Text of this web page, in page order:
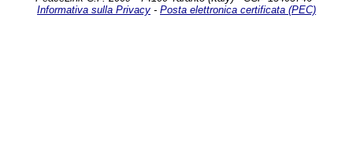
Informativa sulla Privacy - Posta elettronica certificata (PEC)